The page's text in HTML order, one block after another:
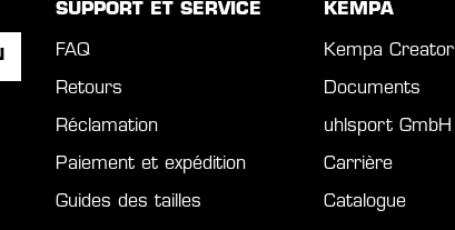
SUPPORT ET SERVICE
FAQ
Retours
Réclamation
Paiement et expédition
Guides des tailles
KEMPA
Kempa Creator
Documents
uhlsport GmbH
Carrière
Catalogue